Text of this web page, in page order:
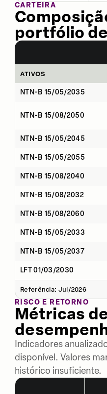
CARTEIRA
portfólio
ATIVOS
NTN-B 15/05/2035
NTN-B 15/08/2050
NTN-B 15/05/2045
NTN-B 15/05/2055
NTN-B 15/08/2040
NTN-B 15/08/2032
NTN-B 15/08/2060
NTN-B 15/05/2033
NTN-B 15/05/2037
LFT 01/03/2030
Referência: Jul/2026
RISCO E RETORNO
Métricas
Indicadores
disponível. Valores
histórico insuficiente.